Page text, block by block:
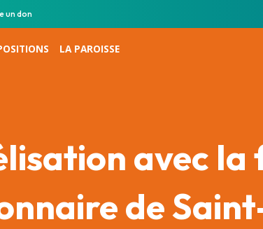
un don
LA PAROISSE
avec
de